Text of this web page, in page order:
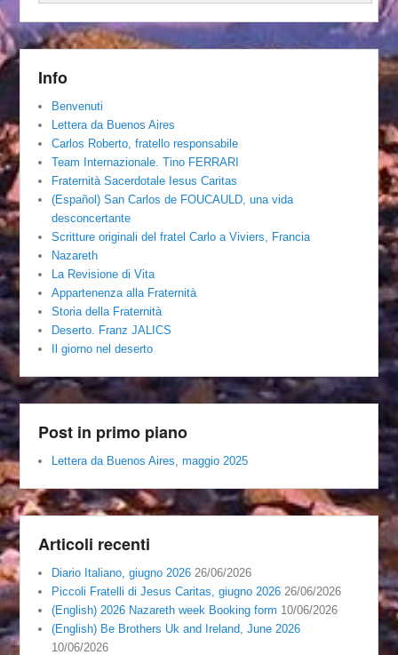
Info
Benvenuti
Lettera da Buenos Aires
Carlos Roberto, fratello responsabile
Team Internazionale. Tino FERRARI
Fraternità Sacerdotale Iesus Caritas
(Español) San Carlos de FOUCAULD, una vida
desconcertante
Scritture originali del fratel Carlo a Viviers, Francia
Nazareth
La Revisione di Vita
Appartenenza alla Fraternità
Storia della Fraternità
Deserto. Franz JALICS
Il giorno nel deserto
Post in primo piano
Lettera da Buenos Aires, maggio 2025
Articoli recenti
Diario Italiano, giugno 2026 26/06/2026
Piccoli Fratelli di Jesus Caritas, giugno 2026 26/06/2026
(English) 2026 Nazareth week Booking form 10/06/2026
(English) Be Brothers Uk and Ireland, June 2026
10/06/2026